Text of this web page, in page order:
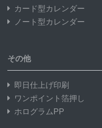
カード型カレンダー
ノート型カレンダー
その他
即日仕上げ印刷
ワンポイント箔押し
ホログラムPP